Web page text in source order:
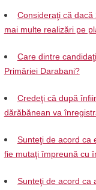
Consideraţi că
mai multe realizări pe
Care dintre
Primăriei Darabani?
Credeţi că după
dărăbănean va
Sunteţi de acord ca
fie mutaţi împreună cu
Sunteţi de acord ca